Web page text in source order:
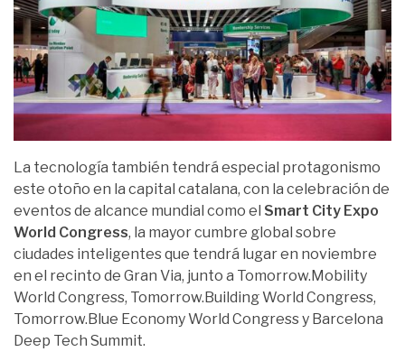
La tecnología también tendrá especial protagonismo
este otoño en la capital catalana, con la celebración de
eventos de alcance mundial como el Smart City Expo
World Congress, la mayor cumbre global sobre
ciudades inteligentes que tendrá lugar en noviembre
en el recinto de Gran Via, junto a Tomorrow.Mobility
World Congress, Tomorrow.Building World Congress,
Tomorrow.Blue Economy World Congress y Barcelona
Deep Tech Summit.